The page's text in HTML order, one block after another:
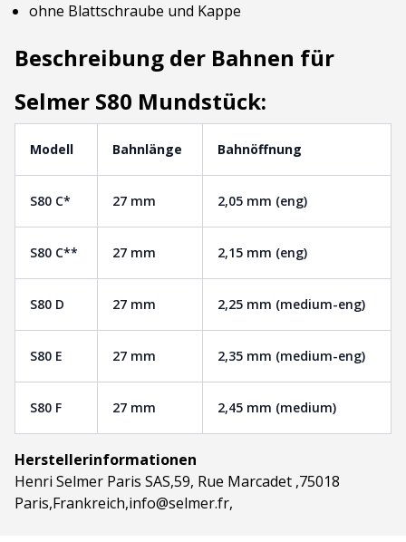
ohne Blattschraube und Kappe
Beschreibung der Bahnen für
Selmer S80 Mundstück:
Modell Bahnlänge Bahnöffnung
S80 C* 27 mm 2,05 mm (eng)
S80 C** 27 mm 2,15 mm (eng)
S80 D 27 mm 2,25 mm (medium-eng)
S80 E 27 mm 2,35 mm (medium-eng)
S80 F 27 mm 2,45 mm (medium)
Herstellerinformationen
Henri Selmer Paris SAS,59, Rue Marcadet ,75018
Paris,Frankreich,info@selmer.fr,